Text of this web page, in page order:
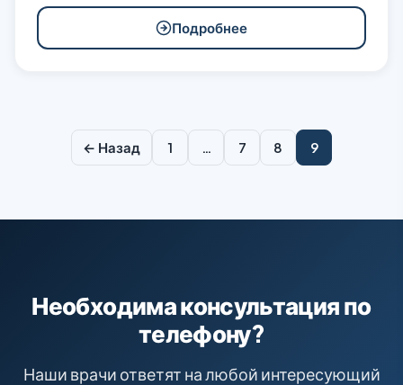
Подробнее
Пагинация
← Назад 1 … 7 8 9
Необходима консультация по
телефону?
Наши врачи ответят на любой интересующий